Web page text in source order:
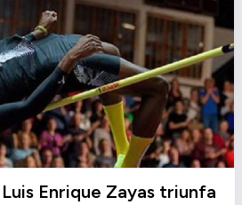
Enrique Zayas triunfa